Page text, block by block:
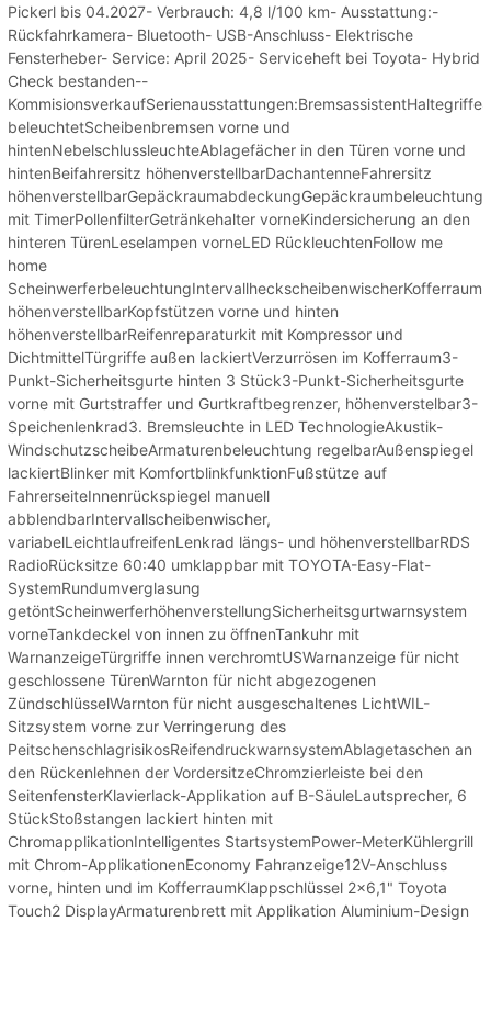
Pickerl bis 04.2027- Verbrauch: 4,8 l/100 km- Ausstattung:-
Rückfahrkamera- Bluetooth- USB-Anschluss- Elektrische
Fensterheber- Service: April 2025- Serviceheft bei Toyota- Hybrid
Check bestanden--
beleuchtetScheibenbremsen vorne und
hintenNebelschlussleuchteAblagefächer in den Türen vorne und
hintenBeifahrersitz höhenverstellbarDachantenneFahrersitz
mit TimerPollenfilterGetränkehalter vorneKindersicherung an den
hinteren TürenLeselampen vorneLED RückleuchtenFollow me
home
höhenverstellbarKopfstützen vorne und hinten
höhenverstellbarReifenreparaturkit mit Kompressor und
DichtmittelTürgriffe außen lackiertVerzurrösen im Kofferraum3-
Punkt-Sicherheitsgurte hinten 3 Stück3-Punkt-Sicherheitsgurte
vorne mit Gurtstraffer und Gurtkraftbegrenzer, höhenverstelbar3-
Speichenlenkrad3. Bremsleuchte in LED TechnologieAkustik-
WindschutzscheibeArmaturenbeleuchtung regelbarAußenspiegel
lackiertBlinker mit KomfortblinkfunktionFußstütze auf
FahrerseiteInnenrückspiegel manuell
abblendbarIntervallscheibenwischer,
variabelLeichtlaufreifenLenkrad längs- und höhenverstellbarRDS
RadioRücksitze 60:40 umklappbar mit TOYOTA-Easy-Flat-
SystemRundumverglasung
getöntScheinwerferhöhenverstellungSicherheitsgurtwarnsystem
vorneTankdeckel von innen zu öffnenTankuhr mit
WarnanzeigeTürgriffe innen verchromtUSWarnanzeige für nicht
geschlossene TürenWarnton für nicht abgezogenen
ZündschlüsselWarnton für nicht ausgeschaltenes LichtWIL-
Sitzsystem vorne zur Verringerung des
PeitschenschlagrisikosReifendruckwarnsystemAblagetaschen an
den Rückenlehnen der VordersitzeChromzierleiste bei den
SeitenfensterKlavierlack-Applikation auf B-SäuleLautsprecher, 6
StückStoßstangen lackiert hinten mit
ChromapplikationIntelligentes StartsystemPower-MeterKühlergrill
mit Chrom-ApplikationenEconomy Fahranzeige12V-Anschluss
vorne, hinten und im KofferraumKlappschlüssel 2x6,1" Toyota
Touch2 DisplayArmaturenbrett mit Applikation Aluminium-Design